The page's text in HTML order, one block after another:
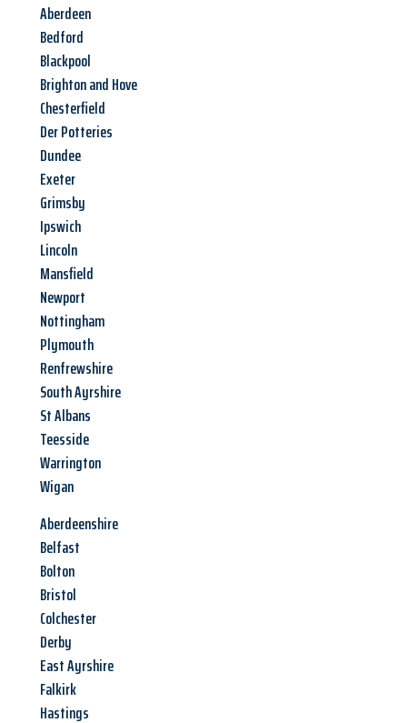
Aberdeen
Bedford
Blackpool
Brighton and Hove
Chesterfield
Der Potteries
Dundee
Exeter
Grimsby
Ipswich
Lincoln
Mansfield
Newport
Nottingham
Plymouth
Renfrewshire
South Ayrshire
St Albans
Teesside
Warrington
Wigan
Aberdeenshire
Belfast
Bolton
Bristol
Colchester
Derby
East Ayrshire
Falkirk
Hastings